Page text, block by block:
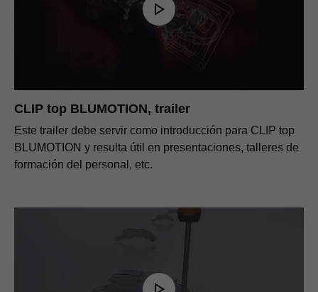
CLIP top BLUMOTION, trailer
Este trailer debe servir como introducción para CLIP top
BLUMOTION y resulta útil en presentaciones, talleres de
formación del personal, etc.